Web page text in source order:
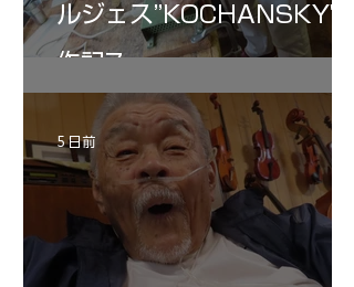
ルジェス”KOCHANSKY"制
作記7
5 日前